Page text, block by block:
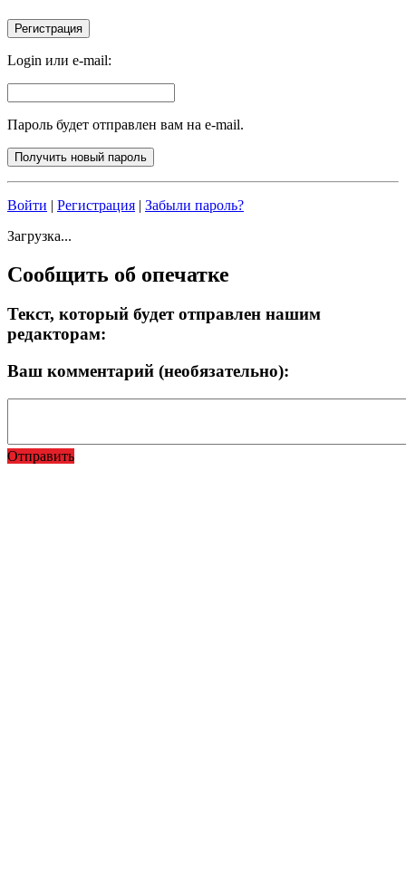
Login или e-mail:
Пароль будет отправлен вам на e-mail.
Войти | Регистрация | Забыли пароль?
Загрузка...
Сообщить об опечатке
Текст, который будет отправлен нашим
редакторам:
Ваш комментарий (необязательно):
Отправить